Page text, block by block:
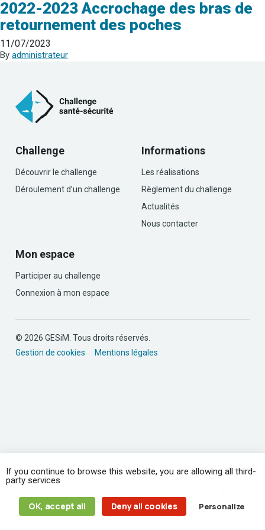
2022-2023 Accrochage des bras de
retournement des poches
11/07/2023
By administrateur
Challenge
Découvrir le challenge
Déroulement d’un challenge
Informations
Les réalisations
Règlement du challenge
Actualités
Nous contacter
Mon espace
Participer au challenge
Connexion à mon espace
© 2026 GESiM. Tous droits réservés.
Gestion de cookies
Mentions légales
If you continue to browse this website, you are allowing all third-
party services
OK, accept all Deny all cookies Personalize